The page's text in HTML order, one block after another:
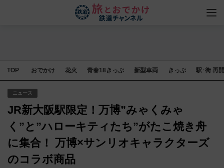
TOP おでかけ 花火 青春18きっぷ 新型車両 きっぷ 駅･街 再
ニュース
JR新大阪駅限定！万博”みゃくみゃ
く”と”ハローキティたち”がたこ焼き舟
に集合！ 万博×サンリオキャラクターズ
のコラボ商品